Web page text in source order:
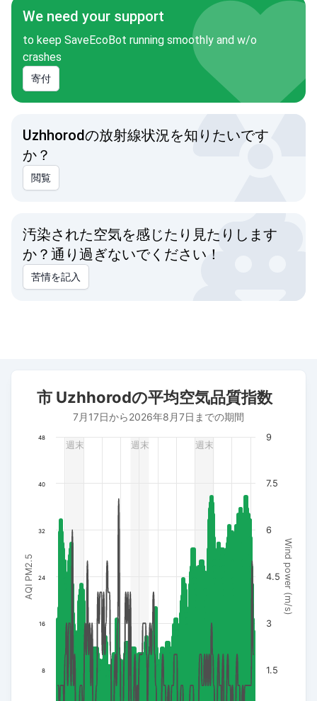
We need your support
to keep SaveEcoBot running smoothly and w/o
crashes
寄付
Uzhhorodの放射線状況を知りたいです
か？
閲覧
汚染された空気を感じたり見たりします
か？通り過ぎないでください！
苦情を記入
Combination chart with 3 data series.
7月17日から2026年8月7日までの期間
The chart has 1 X axis displaying 日付. Data ranges from
The chart has 3 Y axes displaying AQI PM2.5, Wind power
週末
週末
週末
AQI PM2.5 Wind power (m/s)
市 Uzhhorodの平均空気品質指数
7月17日から2026年8月7日までの期間
8
16
24
32
40
48
1.5
3
4.5
6
7.5
9